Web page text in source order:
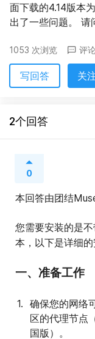
面下载的4.14版本
出了一些问题。 请
1053 次浏览 评
写回答 关
2个回答
0
本回答由团结
您需要安装的是
本，以下是详细的
一、准备工作
确保您的网络
区的代理节点
国版）。